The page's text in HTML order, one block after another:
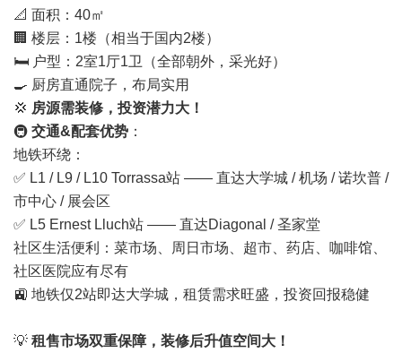
📐 面积：40㎡
🏢 楼层：1楼（相当于国内2楼）
🛏️ 户型：2室1厅1卫（全部朝外，采光好）
🍳 厨房直通院子，布局实用
💢 房源需装修，投资潜力大！
🚇 交通&配套优势 ：
地铁环绕：
✅ L1 / L9 / L10 Torrassa站 —— 直达大学城 / 机场 / 诺坎普 /
市中心 / 展会区
✅ L5 Ernest Lluch站 —— 直达Diagonal / 圣家堂
社区生活便利：菜市场、周日市场、超市、药店、咖啡馆、
社区医院应有尽有
🚉 地铁仅2站即达大学城，租赁需求旺盛，投资回报稳健
💡 租售市场双重保障，装修后升值空间大！